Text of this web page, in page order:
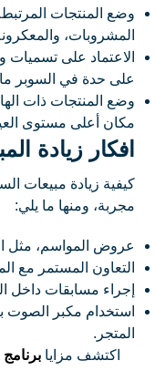
وضع المنتجات
المشروبات،
الاعتماد على
على حدة في السوبر
وضع المنتجات ذات
مكان أعلى مستوى
افكار زيادة
كيفية زيادة مبيعات
مجربة، ومنها ما يلي:
عروض المواسم، مثل
التعاون المستمر مع
إجراء مسابقات داخل
استخدام مكبر الصوت
المتجر.
اكتشف مزايابرنامج erp كامل